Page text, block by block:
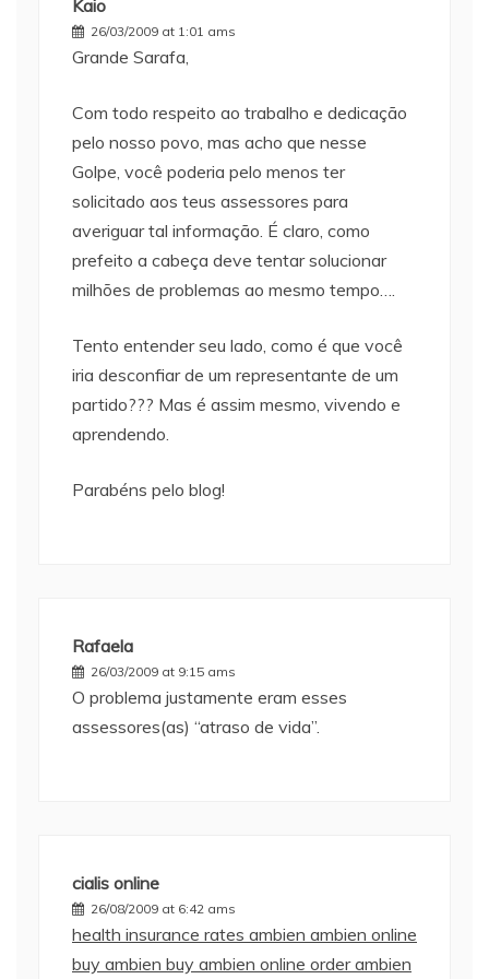
Kaio
26/03/2009 at 1:01 ams
Grande Sarafa,
Com todo respeito ao trabalho e dedicação
pelo nosso povo, mas acho que nesse
Golpe, você poderia pelo menos ter
solicitado aos teus assessores para
averiguar tal informação. É claro, como
prefeito a cabeça deve tentar solucionar
milhões de problemas ao mesmo tempo….
Tento entender seu lado, como é que você
iria desconfiar de um representante de um
partido??? Mas é assim mesmo, vivendo e
aprendendo.
Parabéns pelo blog!
Rafaela
26/03/2009 at 9:15 ams
O problema justamente eram esses
assessores(as) “atraso de vida”.
cialis online
26/08/2009 at 6:42 ams
health insurance rates ambien ambien online
buy ambien buy ambien online order ambien